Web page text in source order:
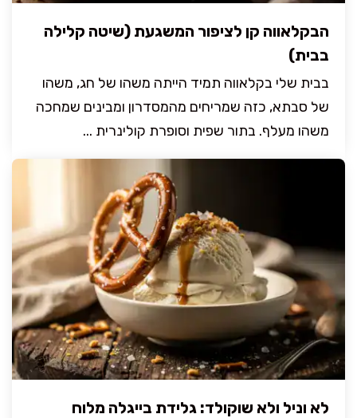
הבקלאווה קן לציפור המשגעת (שיטה קלילה
בבית)
בבית שלי בקלאווה תמיד הייתה משהו של חג, משהו
של סבתא, כזה שמריחים מהמסדרון ומבינים שמחכה
משהו מעלף. בתור שפית וסופרת קולינרית ...
לא וניל ולא שוקולד: גלידת בייגלה מלוח